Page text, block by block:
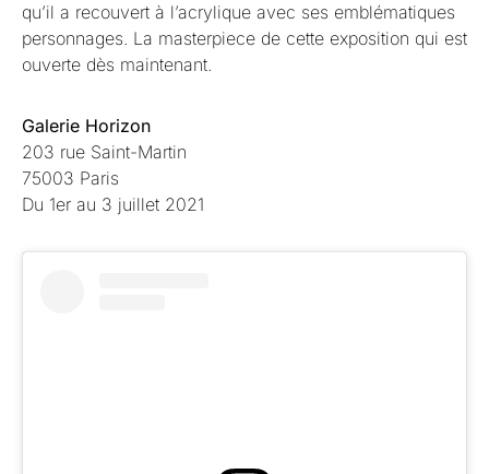
qu’il a recouvert à l’acrylique avec ses emblématiques
personnages. La masterpiece de cette exposition qui est
ouverte dès maintenant.
Galerie Horizon
203 rue Saint-Martin
75003 Paris
Du 1er au 3 juillet 2021